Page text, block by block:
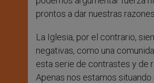
prontos a dar nuestras razones.
La Iglesia, por el contrario,
negativas, como una
esta serie de contrastes y de
Apenas nos estamos